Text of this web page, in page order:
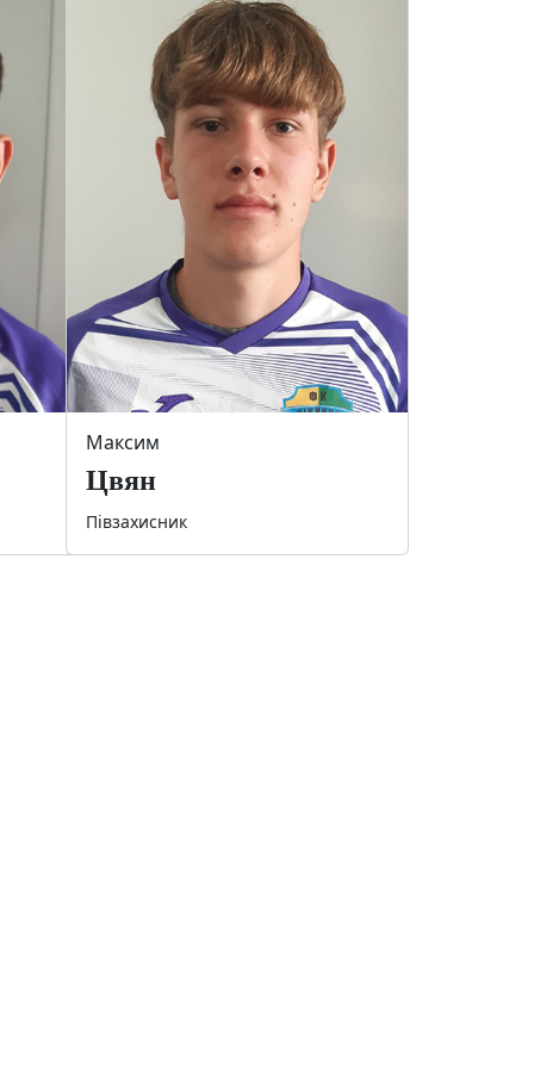
Максим
Цвян
Півзахисник